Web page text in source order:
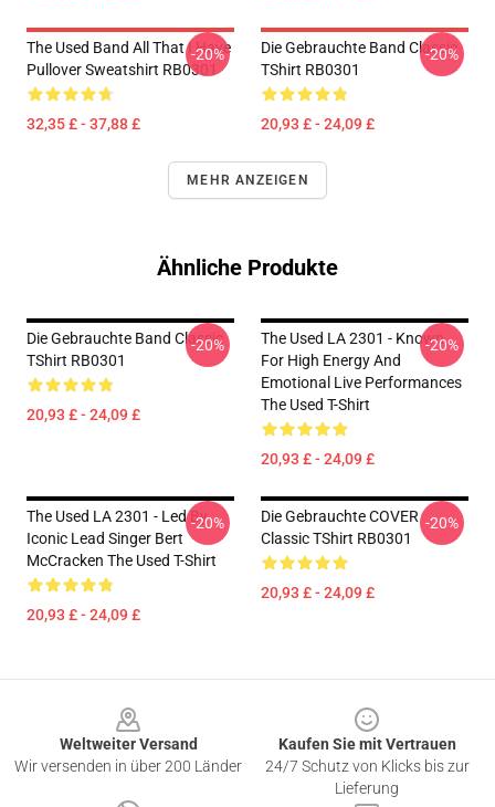
The Used Band All That I Have
Pullover Sweatshirt RB0301
32,35 £ - 37,88 £
-20%
Die Gebrauchte Band Classic
TShirt RB0301
20,93 £ - 24,09 £
-20%
MEHR ANZEIGEN
Ähnliche Produkte
Die Gebrauchte Band Classic
TShirt RB0301
20,93 £ - 24,09 £
-20%
The Used LA 2301 - Known
For High Energy And
Emotional Live Performances
The Used T-Shirt
20,93 £ - 24,09 £
-20%
The Used LA 2301 - Led By
Iconic Lead Singer Bert
McCracken The Used T-Shirt
20,93 £ - 24,09 £
-20%
Die Gebrauchte COVER
Classic TShirt RB0301
20,93 £ - 24,09 £
-20%
Weltweiter Versand
Wir versenden in über 200 Länder
Kaufen Sie mit Vertrauen
24/7 Schutz von Klicks bis zur
Lieferung